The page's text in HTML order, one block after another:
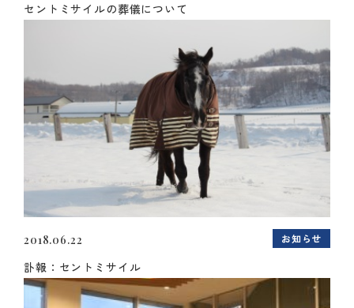
セントミサイルの葬儀について
2018.06.22 お知らせ
訃報：セントミサイル